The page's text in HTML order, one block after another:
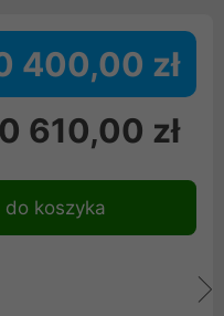
400,00 zł
610,00 zł
do koszyka